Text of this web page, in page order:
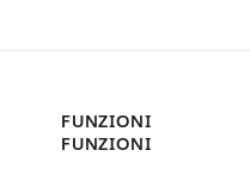
FUNZIONI
FUNZIONI